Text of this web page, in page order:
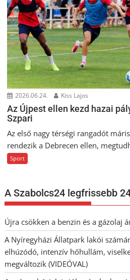
2026.06.24. Kiss Lajos
Az Újpest ellen kezd hazai
Szpari
Az első nagy térségi rangadót
rendezik a Debrecen ellen,
Sport
A Szabolcs24 legfrissebb
Újra csökken a benzin és a gázolaj
A Nyíregyházi Állatpark lakói
elhúzódó, intenzív hőhullám,
megváltozik (VIDEÓVAL)